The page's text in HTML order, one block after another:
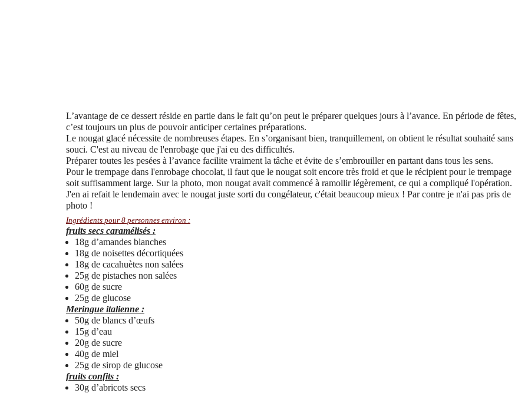
L’avantage de ce dessert réside en partie dans le fait qu’on peut le préparer quelques jours à l’avance. En période de fêtes,
c’est toujours un plus de pouvoir anticiper certaines préparations.
Le nougat glacé nécessite de nombreuses étapes. En s’organisant bien, tranquillement, on obtient le résultat souhaité sans
souci. C'est au niveau de l'enrobage que j'ai eu des difficultés.
Préparer toutes les pesées à l’avance facilite vraiment la tâche et évite de s’embrouiller en partant dans tous les sens.
Pour le trempage dans l'enrobage chocolat, il faut que le nougat soit encore très froid et que le récipient pour le trempage
soit suffisamment large. Sur la photo, mon nougat avait commencé à ramollir légèrement, ce qui a compliqué l'opération.
J'en ai refait le lendemain avec le nougat juste sorti du congélateur, c'était beaucoup mieux ! Par contre je n'ai pas pris de
photo !
Ingrédients pour 8 personnes environ :
fruits secs caramélisés :
18g d’amandes blanches
18g de noisettes décortiquées
18g de cacahuètes non salées
25g de pistaches non salées
60g de sucre
25g de glucose
Meringue italienne :
50g de blancs d’œufs
15g d’eau
20g de sucre
40g de miel
25g de sirop de glucose
fruits confits :
30g d’abricots secs